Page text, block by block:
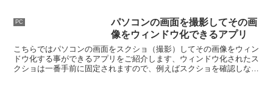
まう方法です。
PC
パソコンの画面を撮影してその画
像をウィンドウ化できるアプリ
こちらではパソコンの画面をスクショ（撮影）してその画像をウィン
ドウ化する事ができるアプリをご紹介します、ウィンドウ化されたス
クショは一番手前に固定されますので、例えばスクショを確認しなが